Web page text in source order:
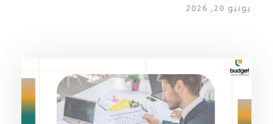
يونيو 20, 2026